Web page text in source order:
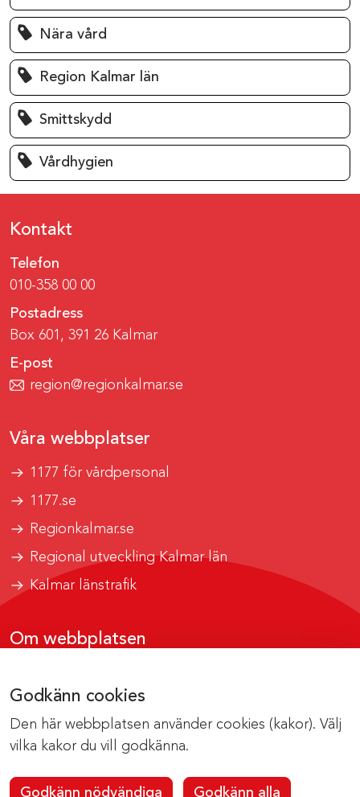
Godkänn cookies
Den här webbplatsen använder cookies (kakor). Välj
vilka kakor du vill godkänna.
Godkänn nödvändiga Godkänn alla
Nära vård
Region Kalmar län
Smittskydd
Vårdhygien
Kontakt
Telefon
010-358 00 00
Postadress
Box 601, 391 26 Kalmar
E-post
region@regionkalmar.se
Våra webbplatser
1177 för vårdpersonal
1177.se
Regionkalmar.se
Regional utveckling Kalmar län
Kalmar länstrafik
Om webbplatsen
Om cookies
Kontakta webbredaktionen